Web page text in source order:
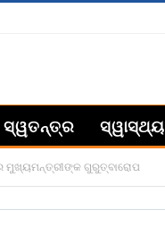
ସ୍ୱତନ୍ତ୍ର ସ୍ୱାସ୍ଥ୍ୟ
ମୁଖ୍ୟମନ୍ତ୍ରୀଙ୍କ ଗୁରୁତ୍ବାରୋପ